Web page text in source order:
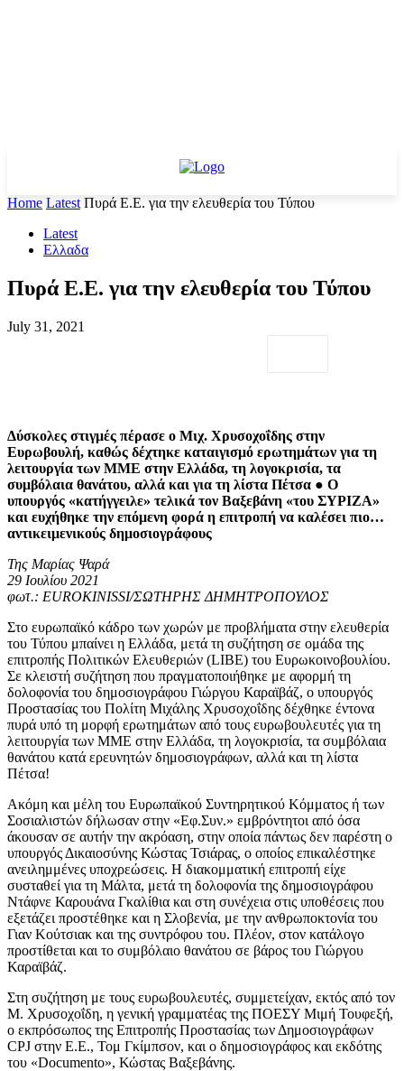
Home Latest Πυρά Ε.Ε. για την ελευθερία του Τύπου
Latest
Ελλαδα
Πυρά Ε.Ε. για την ελευθερία του Τύπου
July 31, 2021
Δύσκολες στιγμές πέρασε ο Μιχ. Χρυσοχοΐδης στην
Ευρωβουλή, καθώς δέχτηκε καταιγισμό ερωτημάτων για τη
λειτουργία των ΜΜΕ στην Ελλάδα, τη λογοκρισία, τα
συμβόλαια θανάτου, αλλά και για τη λίστα Πέτσα ● Ο
υπουργός «κατήγγειλε» τελικά τον Βαξεβάνη «του ΣΥΡΙΖΑ»
και ευχήθηκε την επόμενη φορά η επιτροπή να καλέσει πιο…
αντικειμενικούς δημοσιογράφους
Της Μαρίας Ψαρά
29 Ιουλίου 2021
φωτ.: EUROKINISSI/ΣΩΤΗΡΗΣ ΔΗΜΗΤΡΟΠΟΥΛΟΣ
Στο ευρωπαϊκό κάδρο των χωρών με προβλήματα στην ελευθερία
του Τύπου μπαίνει η Ελλάδα, μετά τη συζήτηση σε ομάδα της
επιτροπής Πολιτικών Ελευθεριών (LIBE) του Ευρωκοινοβουλίου.
Σε κλειστή συζήτηση που πραγματοποιήθηκε με αφορμή τη
δολοφονία του δημοσιογράφου Γιώργου Καραϊβάζ, ο υπουργός
Προστασίας του Πολίτη Μιχάλης Χρυσοχοΐδης δέχθηκε έντονα
πυρά υπό τη μορφή ερωτημάτων από τους ευρωβουλευτές για τη
λειτουργία των ΜΜΕ στην Ελλάδα, τη λογοκρισία, τα συμβόλαια
θανάτου κατά ερευνητών δημοσιογράφων, αλλά και τη λίστα
Πέτσα!
Ακόμη και μέλη του Ευρωπαϊκού Συντηρητικού Κόμματος ή των
Σοσιαλιστών δήλωσαν στην «Εφ.Συν.» εμβρόντητοι από όσα
άκουσαν σε αυτήν την ακρόαση, στην οποία πάντως δεν παρέστη ο
υπουργός Δικαιοσύνης Κώστας Τσιάρας, ο οποίος επικαλέστηκε
ανειλημμένες υποχρεώσεις. Η διακομματική επιτροπή είχε
συσταθεί για τη Μάλτα, μετά τη δολοφονία της δημοσιογράφου
Ντάφνε Καρουάνα Γκαλίθια και στη συνέχεια στις υποθέσεις που
εξετάζει προστέθηκε και η Σλοβενία, με την ανθρωποκτονία του
Γιαν Κούτσιακ και της συντρόφου του. Πλέον, στον κατάλογο
προστίθεται και το συμβόλαιο θανάτου σε βάρος του Γιώργου
Καραϊβάζ.
Στη συζήτηση με τους ευρωβουλευτές, συμμετείχαν, εκτός από τον
Μ. Χρυσοχοΐδη, η γενική γραμματέας της ΠΟΕΣΥ Μιμή Τουφεξή,
o εκπρόσωπος της Επιτροπής Προστασίας των Δημοσιογράφων
CPJ στην Ε.Ε., Τομ Γκίμπσον, και ο δημοσιογράφος και εκδότης
του «Documento», Κώστας Βαξεβάνης.